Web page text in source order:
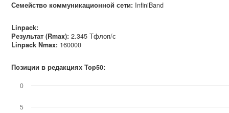
Семейство коммуникационной сети: InfiniBand
Linpack:
Результат (Rmax): 2.345 Тфлоп/с
Linpack Nmax: 160000
Позиции в редакциях Top50:
0
5